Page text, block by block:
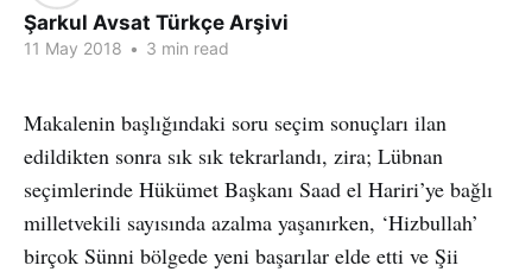
Şarkul Avsat Türkçe Arşivi
11 May 2018 • 3 min read
Makalenin başlığındaki soru seçim sonuçları ilan
edildikten sonra sık sık tekrarlandı, zira; Lübnan
seçimlerinde Hükümet Başkanı Saad el Hariri’ye bağlı
milletvekili sayısında azalma yaşanırken, ‘Hizbullah’
birçok Sünni bölgede yeni başarılar elde etti ve Şii